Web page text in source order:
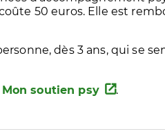
50 euros. Elle est
dès 3 ans, qui se
Mon soutien psy .